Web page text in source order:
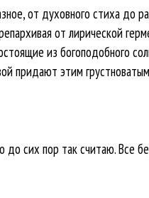
от духовного стиха до
от лирической
из богоподобного
придают этим
до сих пор так считаю. Все